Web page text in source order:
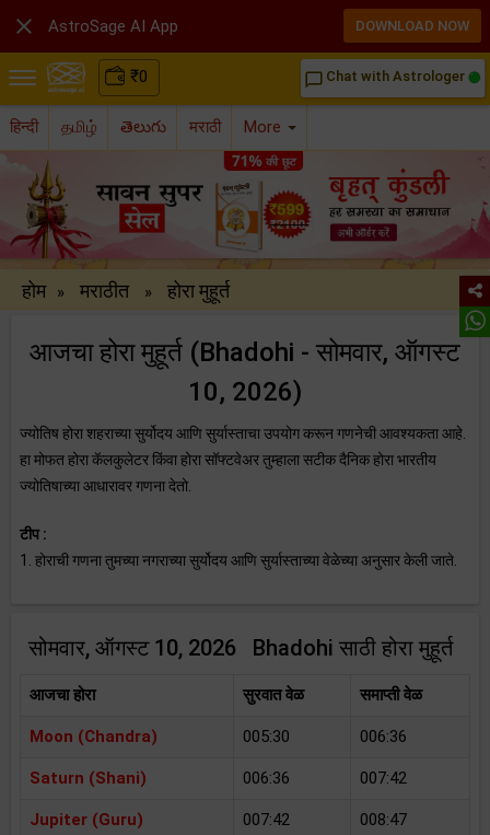
₹0 chat_bubble_outline Chat with Astrologer
हिन्दी தமிழ் తెలుగు मराठी More
होम » मराठीत » होरा मुहूर्त
आजचा होरा मुहूर्त (Bhadohi - सोमवार, ऑगस्ट
10, 2026)
ज्योतिष होरा शहराच्या सुर्योदय आणि सुर्यास्ताचा उपयोग करून गणनेची आवश्यकता आहे.
हा मोफत होरा कॅलकुलेटर किंवा होरा सॉफ्टवेअर तुम्हाला सटीक दैनिक होरा भारतीय
ज्योतिषाच्या आधारावर गणना देतो.
टीप :
1. होराची गणना तुमच्या नगराच्या सुर्योदय आणि सुर्यास्ताच्या वेळेच्या अनुसार केली जाते.
सोमवार, ऑगस्ट 10, 2026 Bhadohi साठी होरा मुहूर्त
आजचा होरा सुरवात वेळ समाप्ती वेळ
Moon (Chandra) 005:30 006:36
Saturn (Shani) 006:36 007:42
Jupiter (Guru) 007:42 008:47
 AstroSage AI App DOWNLOAD NOW